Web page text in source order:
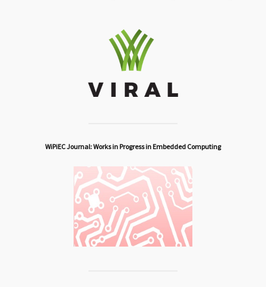
WiPiEC Journal: Works in Progress in Embedded Computing